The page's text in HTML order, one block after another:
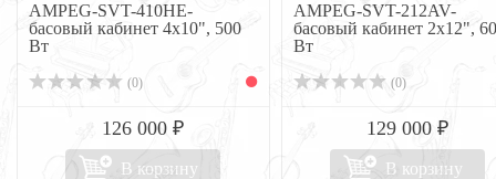
AMPEG-SVT-410HE-
басовый кабинет 4х10", 500
Вт
(0)
126 000 ₽
В корзину
AMPEG-SVT-212AV-
басовый кабинет 2х12",
Вт
(0)
129 000 ₽
В корзину